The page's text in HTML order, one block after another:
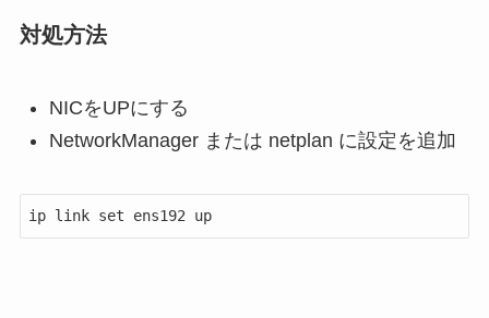
対処方法
NICをUPにする
NetworkManager または netplan に設定を追加
ip link set ens192 up